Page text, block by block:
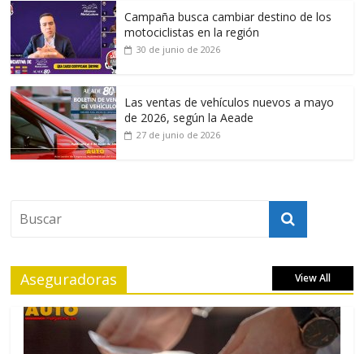
Campaña busca cambiar destino de los
motociclistas en la región
30 de junio de 2026
Las ventas de vehículos nuevos a mayo
de 2026, según la Aeade
27 de junio de 2026
Aseguradoras View All